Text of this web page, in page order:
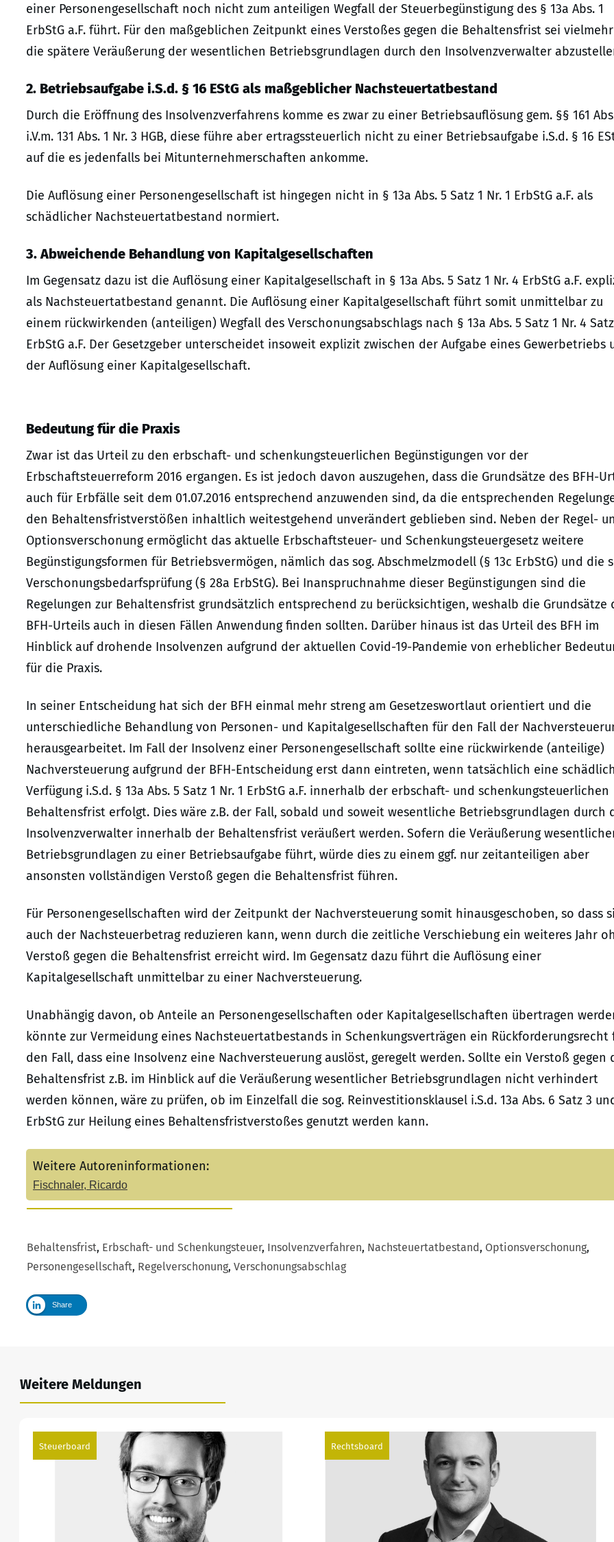
einer Personengesellschaft noch nicht zum anteiligen Wegfall der Steuerbegünstigung des § 13a Abs. 1
ErbStG a.F. führt. Für den maßgeblichen Zeitpunkt eines Verstoßes gegen die Behaltensfrist sei
die spätere Veräußerung der wesentlichen Betriebsgrundlagen durch den Insolvenzverwalter
2. Betriebsaufgabe i.S.d. § 16 EStG als maßgeblicher Nachsteuertatbestand
Durch die Eröffnung des Insolvenzverfahrens komme es zwar zu einer Betriebsauflösung gem. §§ 161
i.V.m. 131 Abs. 1 Nr. 3 HGB, diese führe aber ertragssteuerlich nicht zu einer Betriebsaufgabe i.S.d. § 16
auf die es jedenfalls bei Mitunternehmerschaften ankomme.
Die Auflösung einer Personengesellschaft ist hingegen nicht in § 13a Abs. 5 Satz 1 Nr. 1 ErbStG a.F. als
schädlicher Nachsteuertatbestand normiert.
3. Abweichende Behandlung von Kapitalgesellschaften
Im Gegensatz dazu ist die Auflösung einer Kapitalgesellschaft in § 13a Abs. 5 Satz 1 Nr. 4 ErbStG a.F.
als Nachsteuertatbestand genannt. Die Auflösung einer Kapitalgesellschaft führt somit unmittelbar zu
einem rückwirkenden (anteiligen) Wegfall des Verschonungsabschlags nach § 13a Abs. 5 Satz 1 Nr. 4
ErbStG a.F. Der Gesetzgeber unterscheidet insoweit explizit zwischen der Aufgabe eines Gewerbetriebs
der Auflösung einer Kapitalgesellschaft.
Bedeutung für die Praxis
Zwar ist das Urteil zu den erbschaft- und schenkungsteuerlichen Begünstigungen vor der
Erbschaftsteuerreform 2016 ergangen. Es ist jedoch davon auszugehen, dass die Grundsätze des BFH-
auch für Erbfälle seit dem 01.07.2016 entsprechend anzuwenden sind, da die entsprechenden
den Behaltensfristverstößen inhaltlich weitestgehend unverändert geblieben sind. Neben der Regel-
Optionsverschonung ermöglicht das aktuelle Erbschaftsteuer- und Schenkungsteuergesetz weitere
Begünstigungsformen für Betriebsvermögen, nämlich das sog. Abschmelzmodell (§ 13c ErbStG) und die
Verschonungsbedarfsprüfung (§ 28a ErbStG). Bei Inanspruchnahme dieser Begünstigungen sind die
Regelungen zur Behaltensfrist grundsätzlich entsprechend zu berücksichtigen, weshalb die Grundsätze
BFH-Urteils auch in diesen Fällen Anwendung finden sollten. Darüber hinaus ist das Urteil des BFH im
Hinblick auf drohende Insolvenzen aufgrund der aktuellen Covid-19-Pandemie von erheblicher
für die Praxis.
In seiner Entscheidung hat sich der BFH einmal mehr streng am Gesetzeswortlaut orientiert und die
unterschiedliche Behandlung von Personen- und Kapitalgesellschaften für den Fall der
herausgearbeitet. Im Fall der Insolvenz einer Personengesellschaft sollte eine rückwirkende (anteilige)
Nachversteuerung aufgrund der BFH-Entscheidung erst dann eintreten, wenn tatsächlich eine
Verfügung i.S.d. § 13a Abs. 5 Satz 1 Nr. 1 ErbStG a.F. innerhalb der erbschaft- und schenkungsteuerlichen
Behaltensfrist erfolgt. Dies wäre z.B. der Fall, sobald und soweit wesentliche Betriebsgrundlagen durch
Insolvenzverwalter innerhalb der Behaltensfrist veräußert werden. Sofern die Veräußerung
Betriebsgrundlagen zu einer Betriebsaufgabe führt, würde dies zu einem ggf. nur zeitanteiligen aber
ansonsten vollständigen Verstoß gegen die Behaltensfrist führen.
Für Personengesellschaften wird der Zeitpunkt der Nachversteuerung somit hinausgeschoben, so dass
auch der Nachsteuerbetrag reduzieren kann, wenn durch die zeitliche Verschiebung ein weiteres Jahr
Verstoß gegen die Behaltensfrist erreicht wird. Im Gegensatz dazu führt die Auflösung einer
Kapitalgesellschaft unmittelbar zu einer Nachversteuerung.
Unabhängig davon, ob Anteile an Personengesellschaften oder Kapitalgesellschaften übertragen
könnte zur Vermeidung eines Nachsteuertatbestands in Schenkungsverträgen ein Rückforderungsrecht
den Fall, dass eine Insolvenz eine Nachversteuerung auslöst, geregelt werden. Sollte ein Verstoß gegen
Behaltensfrist z.B. im Hinblick auf die Veräußerung wesentlicher Betriebsgrundlagen nicht verhindert
werden können, wäre zu prüfen, ob im Einzelfall die sog. Reinvestitionsklausel i.S.d. 13a Abs. 6 Satz 3
ErbStG zur Heilung eines Behaltensfristverstoßes genutzt werden kann.
Weitere Autoreninformationen:
Fischnaler, Ricardo
Behaltensfrist, Erbschaft- und Schenkungsteuer, Insolvenzverfahren, Nachsteuertatbestand, Optionsverschonung,
Personengesellschaft, Regelverschonung, Verschonungsabschlag
Share
Weitere Meldungen
Steuerboard Rechtsboard